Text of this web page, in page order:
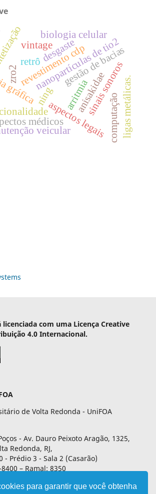
para garantir que você obtenha
nanopartículas de tio2
ning
aspectos legais
médicos
desgaste
revestimento cdp
vintage
retrô
veicular
arritmia
gráfica gestão de bacias
sinais sonoros
anisakidae
biologia celular
computaçãoligas metálicas.
zro2
licenciada com uma Licença Creative
4.0 Internacional.
de Volta Redonda - UniFOA
- Av. Dauro Peixoto Aragão, 1325,
Redonda, RJ,
- Prédio 3 - Sala 2 (Casarão)
– Ramal: 8350